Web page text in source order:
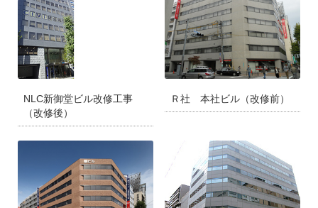
NLC新御堂ビル改修工事
（改修後）
Ｒ社 本社ビル（改修前）